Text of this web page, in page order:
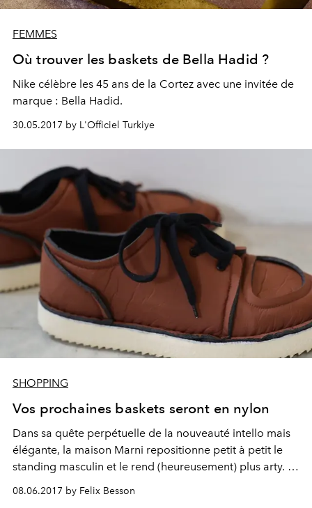
FEMMES
Où trouver les baskets de Bella Hadid ?
Nike célèbre les 45 ans de la Cortez avec une invitée de
marque : Bella Hadid.
30.05.2017 by L'Officiel Turkiye
SHOPPING
Vos prochaines baskets seront en nylon
Dans sa quête perpétuelle de la nouveauté intello mais
élégante, la maison Marni repositionne petit à petit le
standing masculin et le rend (heureusement) plus arty. La
sorties d'un tableau de Francis Bacon.
08.06.2017 by Felix Besson